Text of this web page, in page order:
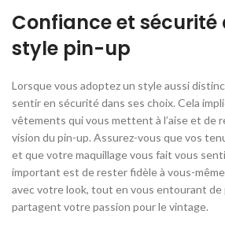
Confiance et sécurité
style pin-up
Lorsque vous adoptez un style aussi
sentir en sécurité dans ses choix. Cela
vêtements qui vous mettent à l’aise et de
vision du pin-up. Assurez-vous que vos
et que votre maquillage vous fait vous
important est de rester fidèle à vous-
avec votre look, tout en vous entourant de
partagent votre passion pour le vintage.